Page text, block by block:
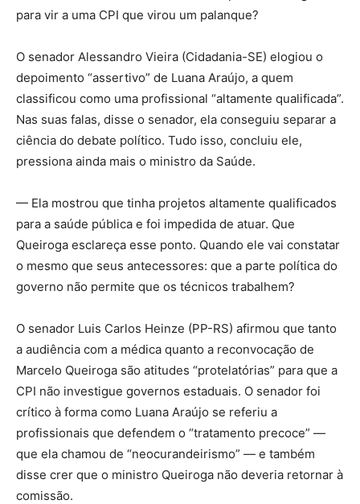
para vir a uma CPI que virou um palanque?
O senador Alessandro Vieira (Cidadania-SE) elogiou o
depoimento “assertivo” de Luana Araújo, a quem
classificou como uma profissional “altamente qualificada”.
Nas suas falas, disse o senador, ela conseguiu separar a
ciência do debate político. Tudo isso, concluiu ele,
pressiona ainda mais o ministro da Saúde.
— Ela mostrou que tinha projetos altamente qualificados
para a saúde pública e foi impedida de atuar. Que
Queiroga esclareça esse ponto. Quando ele vai constatar
o mesmo que seus antecessores: que a parte política do
governo não permite que os técnicos trabalhem?
O senador Luis Carlos Heinze (PP-RS) afirmou que tanto
a audiência com a médica quanto a reconvocação de
Marcelo Queiroga são atitudes “protelatórias” para que a
CPI não investigue governos estaduais. O senador foi
crítico à forma como Luana Araújo se referiu a
profissionais que defendem o “tratamento precoce” —
que ela chamou de “neocurandeirismo” — e também
disse crer que o ministro Queiroga não deveria retornar à
comissão.